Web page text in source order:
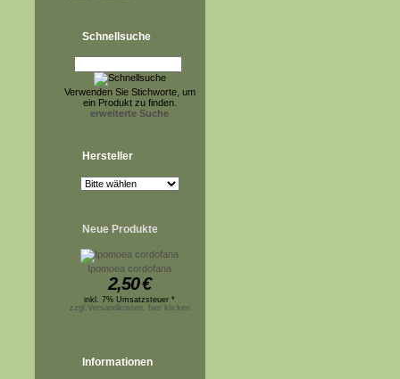
Schnellsuche
Verwenden Sie Stichworte, um
ein Produkt zu finden.
erweiterte Suche
Hersteller
Neue Produkte
Ipomoea cordofana
2,50€
inkl. 7% Umsatzsteuer *
zzgl.Versandkosten, hier klicken
Informationen